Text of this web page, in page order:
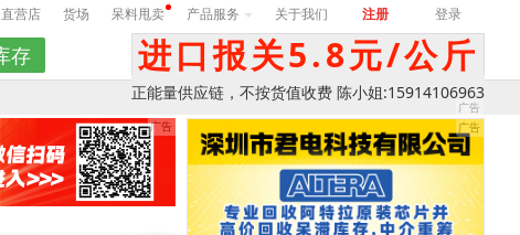
直营店 货场 呆料甩卖 产品服务 关于我们 注册 登录
进口报关5.8元/公斤
正能量供应链，不按货值收费 陈小姐:15914106963